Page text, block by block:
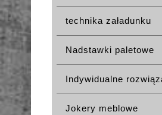
technika załadunku
Nadstawki paletowe
Indywidualne
Jokery meblowe